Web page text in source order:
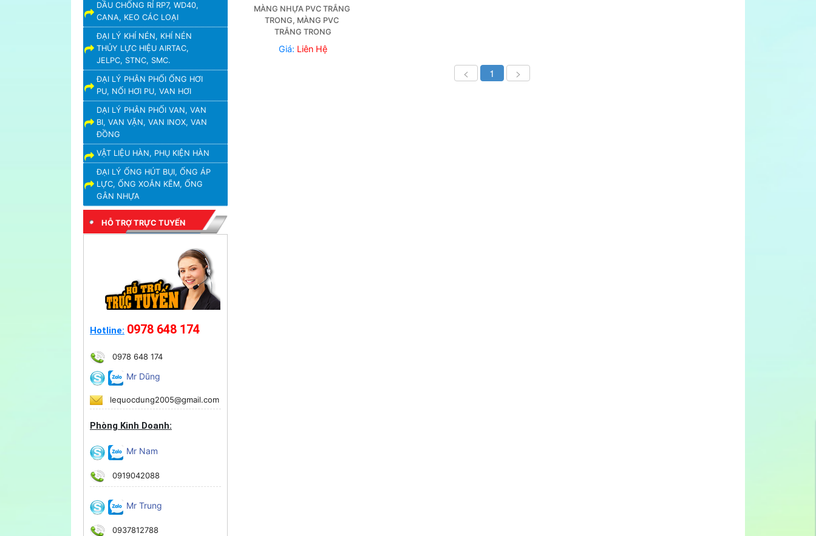
DẦU CHỐNG RỈ RP7, WD40,
CANA, KEO CÁC LOẠI
ĐẠI LÝ KHÍ NÉN, KHÍ NÉN
THỦY LỰC HIỆU AIRTAC,
JELPC, STNC, SMC.
ĐẠI LÝ PHÂN PHỐI ỐNG HƠI
PU, NỐI HƠI PU, VAN HƠI
DẠI LÝ PHÂN PHỐI VAN, VAN
BI, VAN VẶN, VAN INOX, VAN
ĐỒNG
VẬT LIỆU HÀN, PHỤ KIỆN HÀN
ĐẠI LÝ ỐNG HÚT BỤI, ỐNG ÁP
LỰC, ỐNG XOẮN KẼM, ỐNG
GÂN NHỰA
HỖ TRỢ TRỰC TUYẾN
Hotline: 0978 648 174
0978 648 174
Mr Dũng
lequocdung2005@gmail.com
Phòng Kinh Doanh:
Mr Nam
0919042088
Mr Trung
0937812788
MÀNG NHỰA PVC TRẮNG
TRONG, MÀNG PVC
TRẮNG TRONG
Giá: Liên Hệ
< 1 >